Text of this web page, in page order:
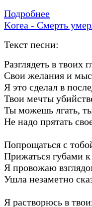
Подробнее
Korea - Смерть
Текст песни:
Разглядеть в твоих
Свои желания и
Я это сделал в
Твои мечты
Ты можешь лгать,
Не надо прятать
Попрощаться с
Прижаться губами
Я провожаю
Ушла незаметно
Я растворюсь в